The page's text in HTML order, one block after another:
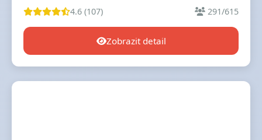
4.6 (107) 291/615
Zobrazit detail